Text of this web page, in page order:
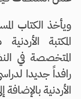
ويأخذ الكتاب
المكتبة
المتخصصة في
رافداً جديدا
الأردنية بالإضافة